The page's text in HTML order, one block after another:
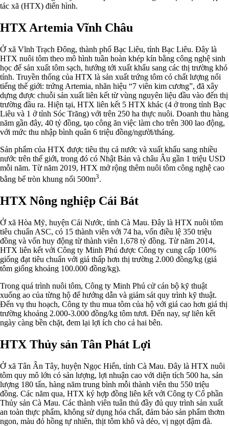
tác xã (HTX) điển hình.
HTX Artemia Vĩnh Châu
Ở xã Vĩnh Trạch Đông, thành phố Bạc Liêu, tỉnh Bạc Liêu. Đây là
HTX nuôi tôm theo mô hình tuần hoàn khép kín bằng công nghệ sinh
học để sản xuất tôm sạch, hướng tới xuất khẩu sang các thị trường khó
tính. Truyền thống của HTX là sản xuất trứng tôm có chất lượng nổi
tiếng thế giới: trứng Artemia, nhãn hiệu “7 viên kim cương”, đã xây
dựng được chuỗi sản xuất liên kết từ vùng nguyên liệu đầu vào đến thị
trường đầu ra. Hiện tại, HTX liên kết 5 HTX khác (4 ở trong tỉnh Bạc
Liêu và 1 ở tỉnh Sóc Trăng) với trên 250 ha thực nuôi. Doanh thu hàng
năm gần đây, 40 tỷ đồng, tạo công ăn việc làm cho trên 300 lao động,
với mức thu nhập bình quân 6 triệu đồng/người/tháng.
Sản phẩm của HTX được tiêu thụ cả nước và xuất khẩu sang nhiều
nước trên thế giới, trong đó có Nhật Bản và châu Âu gần 1 triệu USD
mỗi năm. Từ năm 2019, HTX mở rộng thêm nuôi tôm công nghệ cao
bằng bể tròn khung nổi 500m3.
HTX Nông nghiệp Cái Bát
Ở xã Hòa Mỹ, huyện Cái Nước, tỉnh Cà Mau. Đây là HTX nuôi tôm
tiêu chuẩn ASC, có 15 thành viên với 74 ha, vốn điều lệ 350 triệu
đồng và vốn huy động từ thành viên 1,678 tỷ đồng. Từ năm 2014,
HTX liên kết với Công ty Minh Phú được Công ty cung cấp 100%
giống đạt tiêu chuẩn với giá thấp hơn thị trường 2.000 đồng/kg (giá
tôm giống khoảng 100.000 đồng/kg).
Trong quá trình nuôi tôm, Công ty Minh Phú cử cán bộ kỹ thuật
xuống ao của từng hộ để hướng dẫn và giám sát quy trình kỹ thuật.
Đến vụ thu hoạch, Công ty thu mua tôm của hộ với giá cao hơn giá thị
trường khoảng 2.000-3.000 đồng/kg tôm tươi. Đến nay, sự liên kết
ngày càng bền chặt, đem lại lợi ích cho cả hai bên.
HTX Thủy sản Tân Phát Lợi
Ở xã Tân Ân Tây, huyện Ngọc Hiển, tỉnh Cà Mau. Đây là HTX nuôi
tôm quy mô lớn có sản lượng, lợi nhuận cao với diện tích 500 ha, sản
lượng 180 tấn, hàng năm trung bình mỗi thành viên thu 550 triệu
đồng. Các năm qua, HTX ký hợp đồng liên kết với Công ty Cổ phần
Thủy sản Cà Mau. Các thành viên tuân thủ đầy đủ quy trình sản xuất
an toàn thực phẩm, không sử dụng hóa chất, đảm bảo sản phẩm thơm
ngon, màu đỏ hồng tự nhiên, thịt tôm khô và dẻo, vị ngọt đậm đà.